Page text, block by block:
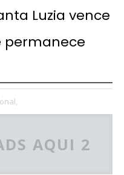
Luzia vence
permanece
AQUI 2